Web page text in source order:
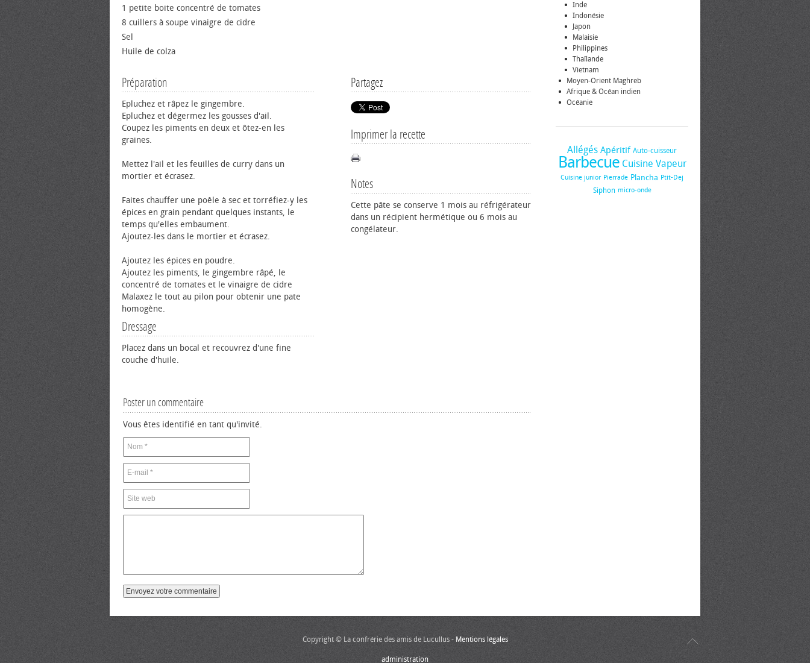
1 petite boite concentré de tomates
8 cuillers à soupe vinaigre de cidre
Sel
Huile de colza
Partagez
Imprimer la recette
Notes
Cette pâte se conserve 1 mois au réfrigérateur
dans un récipient hermétique ou 6 mois au
congélateur.
Préparation
Epluchez et râpez le gingembre.
Epluchez et dégermez les gousses d'ail.
Coupez les piments en deux et ôtez-en les
graines.
Mettez l'ail et les feuilles de curry dans un
mortier et écrasez.
Faites chauffer une poêle à sec et torréfiez-y les
épices en grain pendant quelques instants, le
temps qu'elles embaument.
Ajoutez-les dans le mortier et écrasez.
Ajoutez les épices en poudre.
Ajoutez les piments, le gingembre râpé, le
concentré de tomates et le vinaigre de cidre
Malaxez le tout au pilon pour obtenir une pate
homogène.
Dressage
Placez dans un bocal et recouvrez d'une fine
couche d'huile.
Poster un commentaire
Vous êtes identifié en tant qu'invité.
Inde
Indonésie
Japon
Malaisie
Philippines
Thaïlande
Vietnam
Moyen-Orient Maghreb
Afrique & Océan indien
Océanie
Allégés Apéritif Auto-cuisseur
Barbecue Cuisine Vapeur
Cuisine junior Pierrade Plancha Ptit-Dej
Siphon micro-onde
Copyright © La confrérie des amis de Lucullus - Mentions légales
administration